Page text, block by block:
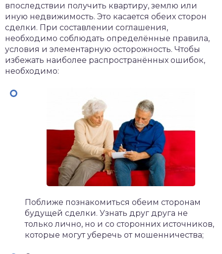
впоследствии получить квартиру, землю или
иную недвижимость. Это касается обеих сторон
сделки. При составлении соглашения,
необходимо соблюдать определённые правила,
условия и элементарную осторожность. Чтобы
избежать наиболее распространённых ошибок,
необходимо:
Поближе познакомиться обеим сторонам
будущей сделки. Узнать друг друга не
только лично, но и со сторонних источников,
которые могут уберечь от мошенничества;